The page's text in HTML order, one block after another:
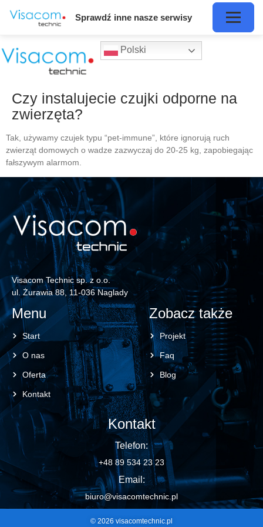
Polski
Czy instalujecie czujki odporne na
zwierzęta?
Tak, używamy czujek typu “pet-immune”, które ignorują ruch
zwierząt domowych o wadze zazwyczaj do 20-25 kg, zapobiegając
fałszywym alarmom.
Visacom Technic sp. z o.o.
ul. Żurawia 88, 11-036 Naglady
Menu
Start
O nas
Oferta
Kontakt
Zobacz także
Projekt
Faq
Blog
Kontakt
Telefon:
+48 89 534 23 23
Email:
biuro@visacomtechnic.pl
© 2026 visacomtechnic.pl
Sprawdź inne nasze serwisy